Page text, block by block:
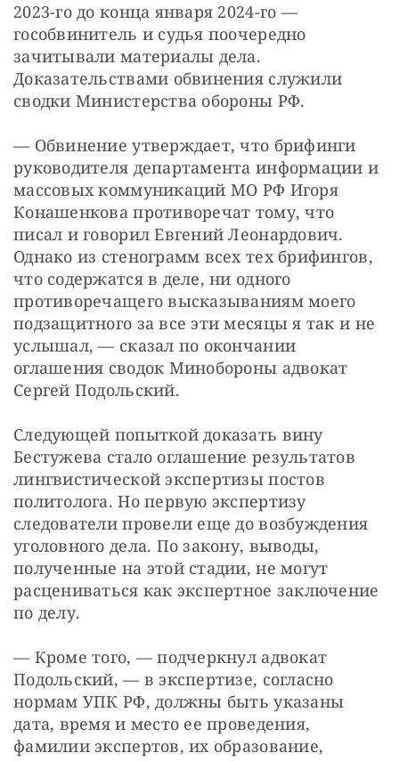
2023-го до конца января 2024-го —
гособвинитель и судья поочередно
зачитывали материалы дела.
Доказательствами обвинения служили
сводки Министерства обороны РФ.
— Обвинение утверждает, что брифинги
руководителя департамента информации и
массовых коммуникаций МО РФ Игоря
Конашенкова противоречат тому, что
писал и говорил Евгений Леонардович.
Однако из стенограмм всех тех брифингов,
что содержатся в деле, ни одного
противоречащего высказываниям моего
подзащитного за все эти месяцы я так и не
услышал, — сказал по окончании
оглашения сводок Минобороны адвокат
Сергей Подольский.
Следующей попыткой доказать вину
Бестужева стало оглашение результатов
лингвистической экспертизы постов
политолога. Но первую экспертизу
следователи провели еще до возбуждения
уголовного дела. По закону, выводы,
полученные на этой стадии, не могут
расцениваться как экспертное заключение
по делу.
— Кроме того, — подчеркнул адвокат
Подольский, — в экспертизе, согласно
нормам УПК РФ, должны быть указаны
дата, время и место ее проведения,
фамилии экспертов, их образование,